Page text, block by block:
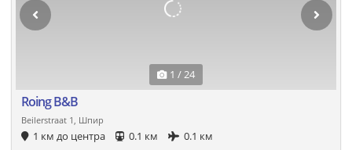
1 / 24
Roing B&B
Beilerstraat 1, Шпир
1 км до центра 0.1 км 0.1 км